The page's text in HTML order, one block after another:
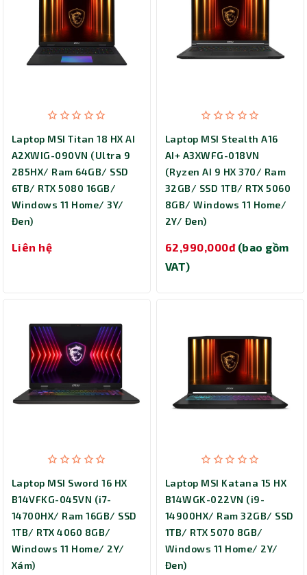
Laptop MSI Titan 18 HX AI
A2XWIG-090VN (Ultra 9
285HX/ Ram 64GB/ SSD
6TB/ RTX 5080 16GB/
Windows 11 Home/ 3Y/
Đen)
Liên hệ
Laptop MSI Stealth A16
AI+ A3XWFG-018VN
(Ryzen AI 9 HX 370/ Ram
32GB/ SSD 1TB/ RTX 5060
8GB/ Windows 11 Home/
2Y/ Đen)
62,990,000đ (bao gồm
VAT)
Laptop MSI Sword 16 HX
B14VFKG-045VN (i7-
14700HX/ Ram 16GB/ SSD
1TB/ RTX 4060 8GB/
Windows 11 Home/ 2Y/
Xám)
Laptop MSI Katana 15 HX
B14WGK-022VN (i9-
14900HX/ Ram 32GB/ SSD
1TB/ RTX 5070 8GB/
Windows 11 Home/ 2Y/
Đen)